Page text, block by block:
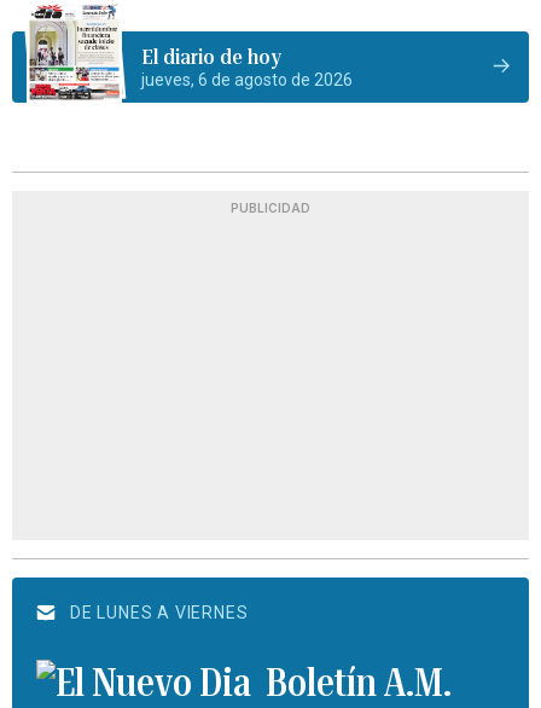
El diario de hoy
jueves, 6 de agosto de 2026
PUBLICIDAD
DE LUNES A VIERNES
Boletín A.M.